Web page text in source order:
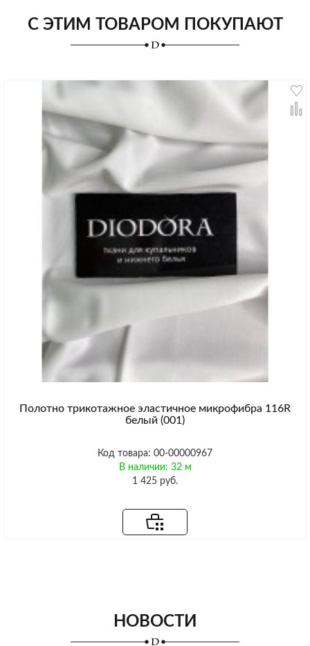
С ЭТИМ ТОВАРОМ ПОКУПАЮТ
Полотно трикотажное эластичное микрофибра 116R
белый (001)
Код товара: 00-00000967
В наличии: 32 м
1 425 руб.
НОВОСТИ